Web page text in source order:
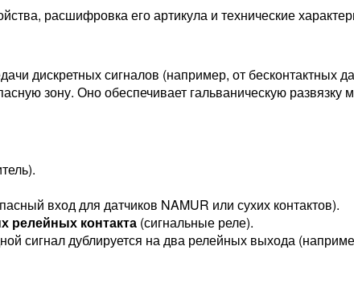
расшифровка его артикула и технические
дискретных сигналов (например, от бесконтактных
зону. Оно обеспечивает гальваническую
вход для датчиков NAMUR или сухих контактов).
релейных контакта (сигнальные реле).
сигнал дублируется на два релейных выхода